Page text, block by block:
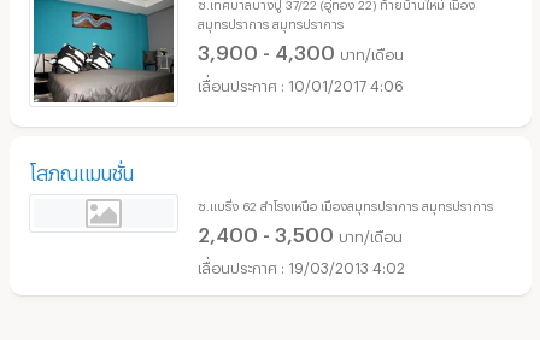
สมุทรปราการ สมุทรปราการ
3,900 - 4,300 บาท/เดือน
10/01/2017 4:06
โสภณแมนชั่น
ซ.แบริ่ง 62 สำโรงเหนือ เมืองสมุทรปราการ สมุทรปราการ
2,400 - 3,500 บาท/เดือน
19/03/2013 4:02